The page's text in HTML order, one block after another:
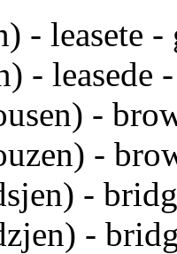
- leasete -
- leasede
-
-
-
-